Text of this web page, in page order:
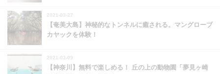
2021-03-27
【奄美大島】神秘的なトンネルに癒される。マングローブ
カヤックを体験！
2021-03-09
【神奈川】無料で楽しめる！ 丘の上の動物園「夢見ヶ崎